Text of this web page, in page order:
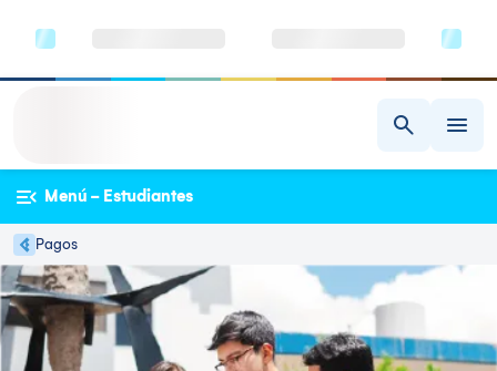
Menú - Estudiantes
Pagos